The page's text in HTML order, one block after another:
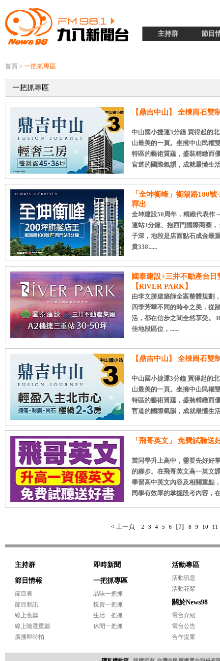
主持群 節目
首頁 > 一把抓專區
一把抓專區
【鼎吉中山】 全棟崗石雙
中山國小捷運3分鐘 買得起的
山最美的一頁。坐擁中山民權
特區的藝術質蘊，盛裝精緻而
官道的國際氣韻，成就最懂生
「全坤衡峰」衡陽路100
釋出
全坤建設50周年，精緻代表作
運站3分鐘、抱西門國際商圈
子深，地段是店面點石成金最
貴338......
國泰建設+三井不動產台日
【RiVER PARK】
由李文勝建築師全案整體規劃
四季芳華不同的時令之美，從
活，都在信步之間全然享受。
佳地段區位，......
【鼎吉中山】 全棟崗石雙
中山國小捷運3分鐘 買得起的
山最美的一頁。坐擁中山民權
特區的藝術質蘊，盛裝精緻而
官道的國際氣韻，成就最懂生
「飛哥英文」 免費試聽送
當同學升上高中，需要先好好
的腳步。在飛哥英文高一英文
學習高中英文內容及相關重點
同學有效率的掌握段考內容，
< 上一頁 2 3 4 5 6 [7] 8 9 10 11
主持群
節目情報
節目表
節目新訊
線上收聽
線上隨選重聽
廣播即時拍
即時新聞
一把抓專區
品味一把抓
投資一把抓
生活一把抓
休閒一把抓
活動專區
活動訊息
活動花絮
關於News98
電台介紹
電台公告
合作提案